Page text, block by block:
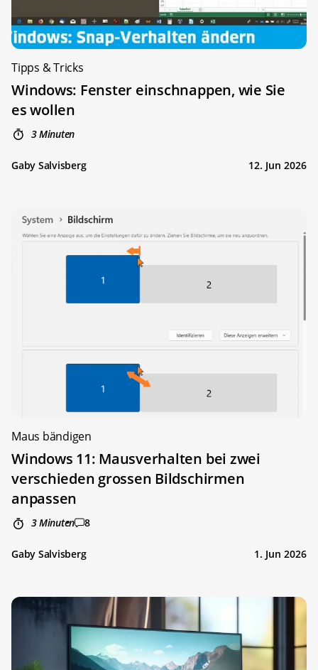
Tipps & Tricks
Windows: Fenster einschnappen, wie Sie
es wollen
3 Minuten
Gaby Salvisberg 12. Jun 2026
Maus bändigen
Windows 11: Mausverhalten bei zwei
verschieden grossen Bildschirmen
anpassen
3 Minuten 8
Gaby Salvisberg 1. Jun 2026